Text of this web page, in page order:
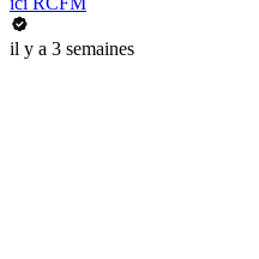
il y a 3 semaines